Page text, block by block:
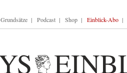
Grundsätze Podcast Shop Einblick-Abo